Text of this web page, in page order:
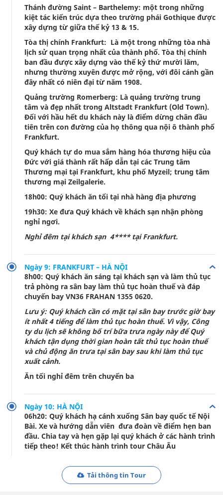
Thánh đường Saint – Barthelemy: một trong những
kiệt tác kiến trúc dựa theo trường phái Gothique được
xây dựng từ giữa thế kỷ 13 & 15.
Tòa thị chính Frankfurt: Là một trong những tòa nhà
lịch sử quan trọng nhất của thành phố. Tòa thị chính
ban đầu được xây dựng vào thế kỷ thứ mười lăm,
nhưng thường xuyên được mở rộng, với đôi cánh gần
đây nhất có niên đại từ năm 1908.
Quảng trường Romerberg: Là quảng trường trung
tâm và đẹp nhất trong Altstadt Frankfurt (Old Town).
Đối với hầu hết du khách này là điểm dừng chân đầu
tiên trên con đường của họ thông qua nội ô thành phố
Frankfurt.
Quý khách tự do mua sắm hàng hóa thương hiệu của
Đức với giá thành rất hấp dẫn tại các Trung tâm
Thương mại tại Frankfurt, khu phố Myzeil; trung tâm
thương mại Zeilgalerie.
18h00: Quý khách ăn tối tại nhà hàng địa phương
19h30: Xe đưa Quý khách về khách sạn nhận phòng
nghỉ ngơi.
Nghỉ đêm tại khách sạn 4**** tại Frankfurt.
Ngày 9: FRANKFURT – HÀ NỘI
8h00: Quý khách ăn sáng tại khách sạn và làm thủ tục
trả phòng ra sân bay làm thủ tục hoàn thuế và đáp
chuyến bay VN36 FRAHAN 1355 0620.
Lưu ý: Quý khách cần có mặt tại sân bay trước giờ bay
ít nhất 4 tiếng để làm thủ tục hoàn thuế. Vì vậy, Công
ty du lịch sẽ không bố trí bữa trưa ngày này để Quý
khách tận dụng thời gian hoàn tất thủ tục hoàn thuế
và chủ động ăn trưa tại sân bay sau khi làm thủ tục
xuất cảnh.
Ăn tối nghỉ đêm trên chuyến ba
Ngày 10: HÀ NỘI
06h20: Quý khách hạ cánh xuống Sân bay quốc tế Nội
Bài. Xe và hướng dẫn viên đưa đoàn về điểm hẹn ban
đầu. Chia tay và hẹn gặp lại quý khách ở các hành trình
tiếp theo! Kết thúc hành trình tour Châu Âu
Tải thông tin Tour